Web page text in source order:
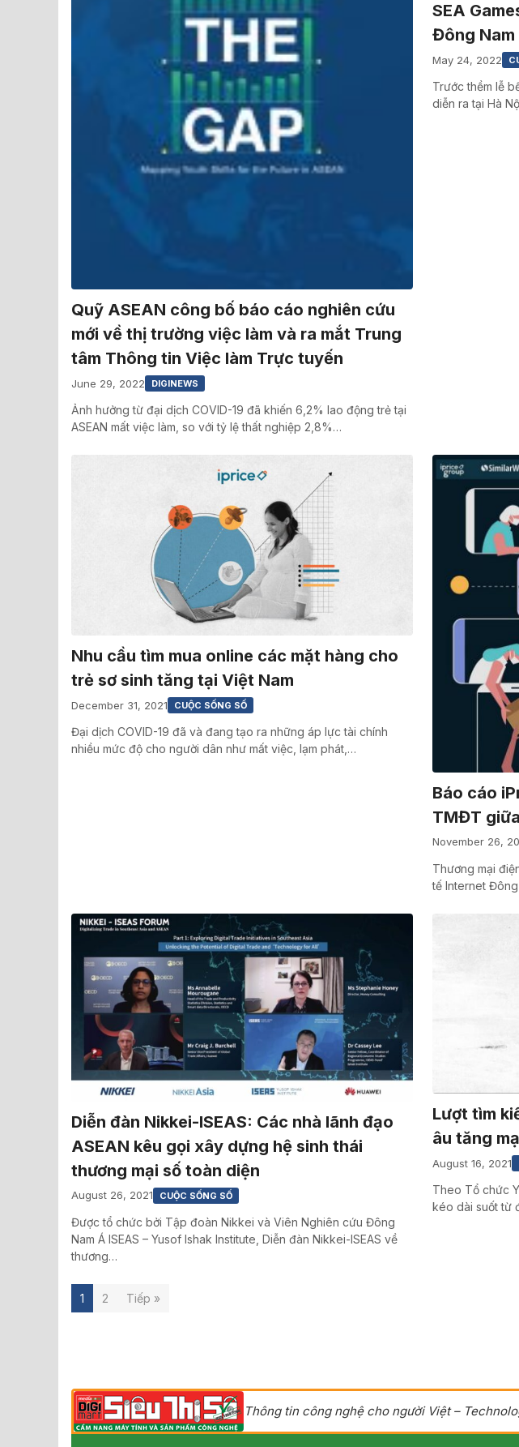
Quỹ ASEAN công bố báo cáo nghiên cứu
mới về thị trường việc làm và ra mắt Trung
tâm Thông tin Việc làm Trực tuyến
June 29, 2022 DIGINEWS
Ảnh hưởng từ đại dịch COVID-19 đã khiến 6,2% lao động trẻ tại
ASEAN mất việc làm, so với tỷ lệ thất nghiệp 2,8%…
SEA
Đông
May 24, 2022
Trước thềm lễ
diễn ra tại Hà
Nhu cầu tìm mua online các mặt hàng cho
trẻ sơ sinh tăng tại Việt Nam
December 31, 2021 CUỘC SỐNG SỐ
Đại dịch COVID-19 đã và đang tạo ra những áp lực tài chính
nhiều mức độ cho người dân như mất việc, lạm phát,…
Báo cáo
TMĐT
November 26,
Thương mại
tế Internet
Diễn đàn Nikkei-ISEAS: Các nhà lãnh đạo
ASEAN kêu gọi xây dựng hệ sinh thái
thương mại số toàn diện
August 26, 2021 CUỘC SỐNG SỐ
Được tổ chức bởi Tập đoàn Nikkei và Viên Nghiên cứu Đông
Nam Á ISEAS – Yusof Ishak Institute, Diễn đàn Nikkei-ISEAS về
thương…
Lượt tìm
âu tăng
August 16, 2021
Theo Tổ chức
kéo dài suốt từ
1 2 Tiếp »
Thông tin công nghệ cho người Việt –